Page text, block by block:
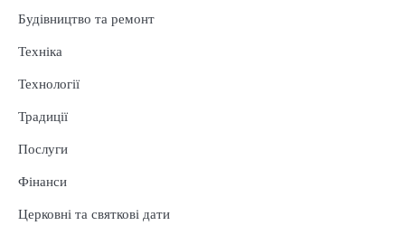
Будівництво та ремонт
Техніка
Технології
Традиції
Послуги
Фінанси
Церковні та святкові дати